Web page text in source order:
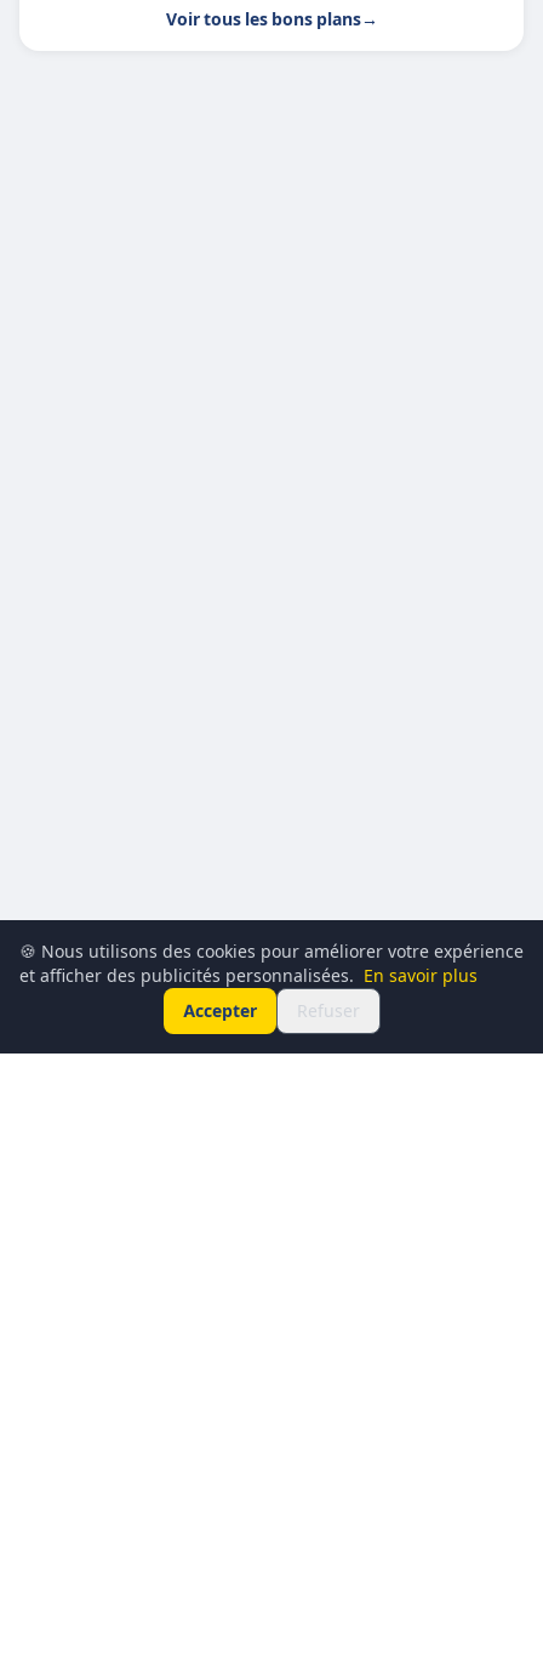
Voir tous les bons plans→
🍪 Nous utilisons des cookies pour améliorer votre expérience
et afficher des publicités personnalisées. En savoir plus
Accepter
Refuser